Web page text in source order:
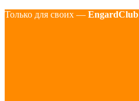
Только для своих — EngardClub